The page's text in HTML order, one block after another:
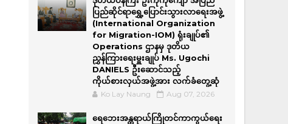
ပြည်ဆိုင်ရာရွှေ့ပြောင်းသွားလာရေးအဖွဲ့
(International Organization
for Migration-IOM) ရုံးချုပ်၏
Operations ဌာနမှ ဒုတိယ
ညွှန်ကြားရေးမှူးချုပ် Ms. Ugochi
DANIELS ဦးဆောင်သည့်
ကိုယ်စားလှယ်အဖွဲ့အား လက်ခံတွေ့ဆုံ
Ko Lay Naung Aug 07, 2026
ရေဘေးအန္တရာယ်ကြိုတင်ကာကွယ်ရေး